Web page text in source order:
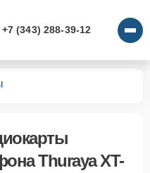
+7 (343) 288-39-12
Thuraya XT-